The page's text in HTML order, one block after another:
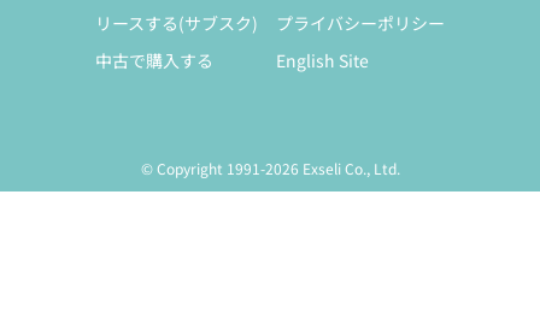
リースする(サブスク)
中古で購入する
プライバシーポリシー
English Site
© Copyright 1991-2026 Exseli Co., Ltd.